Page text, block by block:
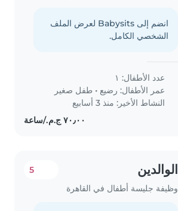
انضم إلى Babysits لعرض الملف
الشخصي الكامل.
عدد الأطفال: ١
عمر الأطفال: رضيع • طفل صغير
النشاط الأخير: منذ 3 أسابيع
الوالدين
وظيفة جليسة أطفال في القاهرة
5